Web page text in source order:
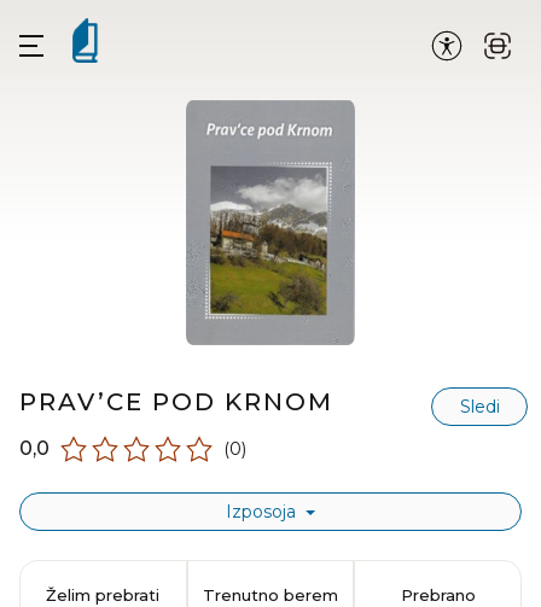
PRAV’CE POD KRNOM Sledi
0,0 (0)
Izposoja
Želim prebrati Trenutno berem Prebrano